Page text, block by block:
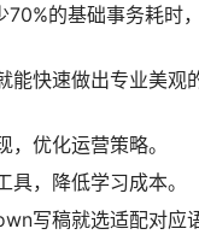
的基础事务耗时
能快速做出专业美观
优化运营策略。
，降低学习成本。
写稿就选适配对应